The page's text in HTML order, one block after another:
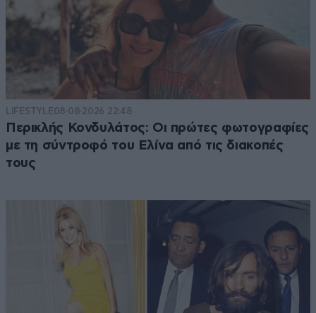
LIFESTYLE08·08·2026 22:48
Περικλής Κονδυλάτος: Οι πρώτες φωτογραφίες
με τη σύντροφό του Ελίνα από τις διακοπές
τους